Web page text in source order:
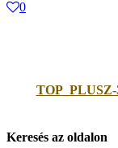
0
TOP_PLUSZ-
Keresés az oldalon